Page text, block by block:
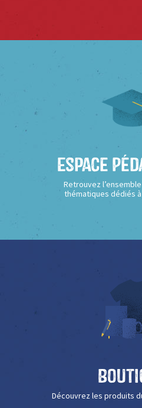
Espace
Retrouvez
thématiques dédiés
Découvrez les produits